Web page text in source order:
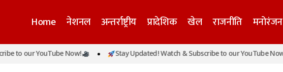
Home नेशनल अन्तर्राष्ट्रीय प्रादेशिक खेल राजनीति मनोरंजन
to our YouTube Now! Stay Updated! Watch & Subscribe to our YouTube Now!